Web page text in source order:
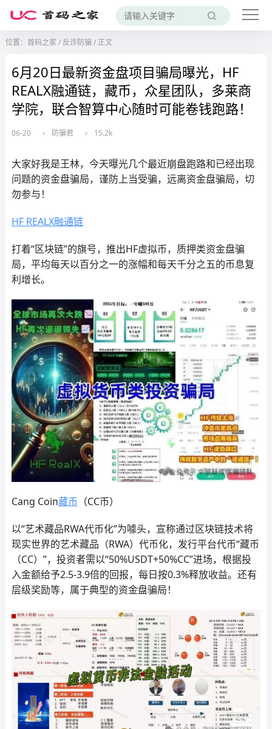
位置： 首码之家 / 反诈防骗 /正文
6月20日最新资金盘项目骗局曝光，HF
REALX融通链，藏币，众星团队，多莱商
学院，联合智算中心随时可能卷钱跑路！
06-20 防骗君 15.2k
大家好我是王林，今天曝光几个最近崩盘跑路和已经出现
问题的资金盘骗局，谨防上当受骗，远离资金盘骗局，切
勿参与！
HF REALX融通链
打着“区块链”的旗号，推出HF虚拟币，质押类资金盘骗
局，平均每天以百分之一的涨幅和每天千分之五的币息复
利增长。
Cang Coin藏币 （CC币）
以“艺术藏品RWA代币化”为噱头，宣称通过区块链技术将
现实世界的艺术藏品（RWA）代币化，发行平台代币“藏币
（CC）”，投资者需以“50%USDT+50%CC”进场，根据投
入金额给予2.5-3.9倍的回报，每日按0.3%释放收益。还有
层级奖励等，属于典型的资金盘骗局！